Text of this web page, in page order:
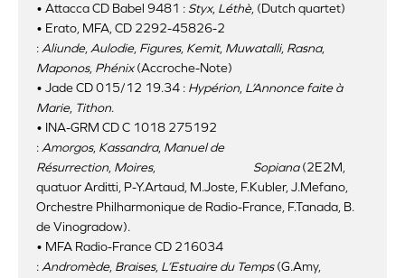
• Attacca CD Babel 9481 : Styx, Léthè, (Dutch quartet)
• Erato, MFA, CD 2292-45826-2
:Aliunde,Aulodie, Figures, Kemit, Muwatalli, Rasna,
Maponos, Phénix(Accroche-Note)
• Jade CD 015/12 19.34 : Hypérion, L’Annonce faite à
Marie, Tithon.
• INA-GRM CD C 1018 275192
:Amorgos, Kassandra, Manuel de
Résurrection, Moires, Sopiana(2E2M,
quatuor Arditti, P-Y.Artaud, M.Joste, F.Kubler, J.Mefano,
Orchestre Philharmonique de Radio-France, F.Tanada, B.
de Vinogradow).
• MFA Radio-France CD 216034
:Andromède, Braises, L’Estuaire du Temps(G.Amy,